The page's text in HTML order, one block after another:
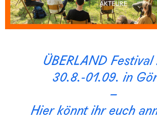
ÜBERLAND
30.8.-01.09. in
–
Hier könnt ihr euch